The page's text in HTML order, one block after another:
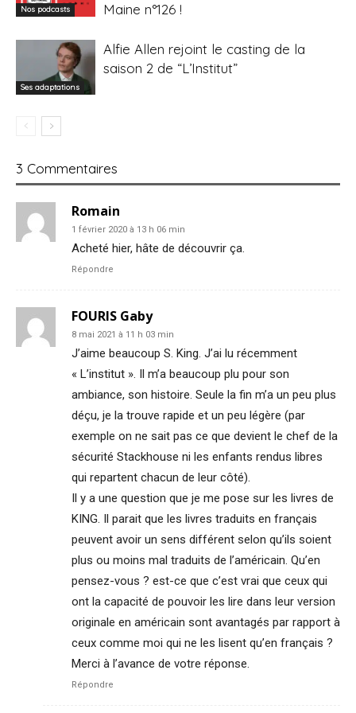
Nos podcasts
Maine n°126 !
Ses adaptations
Alfie Allen rejoint le casting de la
saison 2 de “L’Institut”
3 Commentaires
Romain
1 février 2020 à 13 h 06 min
Acheté hier, hâte de découvrir ça.
Répondre
FOURIS Gaby
8 mai 2021 à 11 h 03 min
J’aime beaucoup S. King. J’ai lu récemment
« L’institut ». Il m’a beaucoup plu pour son
ambiance, son histoire. Seule la fin m’a un peu plus
déçu, je la trouve rapide et un peu légère (par
exemple on ne sait pas ce que devient le chef de la
sécurité Stackhouse ni les enfants rendus libres
qui repartent chacun de leur côté).
Il y a une question que je me pose sur les livres de
KING. Il parait que les livres traduits en français
peuvent avoir un sens différent selon qu’ils soient
plus ou moins mal traduits de l’américain. Qu’en
pensez-vous ? est-ce que c’est vrai que ceux qui
ont la capacité de pouvoir les lire dans leur version
originale en américain sont avantagés par rapport à
ceux comme moi qui ne les lisent qu’en français ?
Merci à l’avance de votre réponse.
Répondre